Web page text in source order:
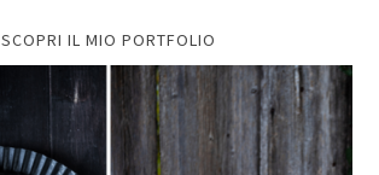
SCOPRI IL MIO PORTFOLIO